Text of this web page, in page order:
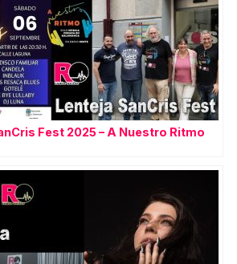
Fest 2025 – A Nuestro Ritmo